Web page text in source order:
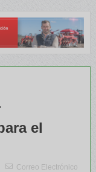
el
Correo Electrónico